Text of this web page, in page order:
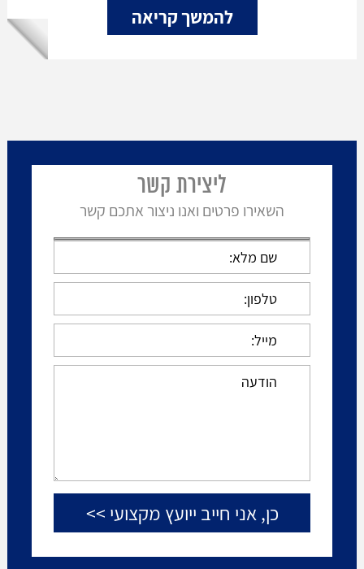
להמשך קריאה
ליצירת קשר
השאירו פרטים ואנו ניצור אתכם קשר